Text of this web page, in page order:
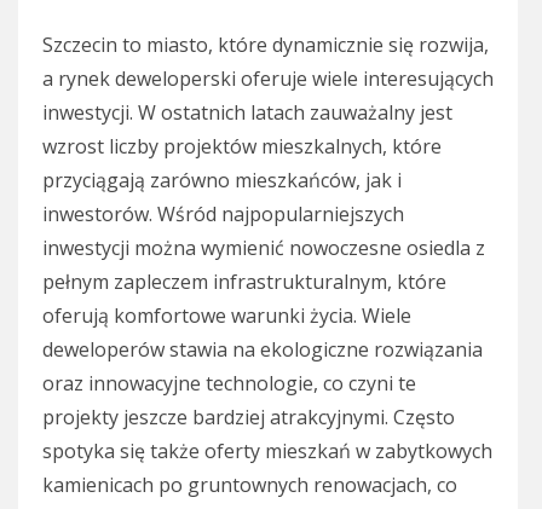
Szczecin to miasto, które dynamicznie się rozwija,
a rynek deweloperski oferuje wiele interesujących
inwestycji. W ostatnich latach zauważalny jest
wzrost liczby projektów mieszkalnych, które
przyciągają zarówno mieszkańców, jak i
inwestorów. Wśród najpopularniejszych
inwestycji można wymienić nowoczesne osiedla z
pełnym zapleczem infrastrukturalnym, które
oferują komfortowe warunki życia. Wiele
deweloperów stawia na ekologiczne rozwiązania
oraz innowacyjne technologie, co czyni te
projekty jeszcze bardziej atrakcyjnymi. Często
spotyka się także oferty mieszkań w zabytkowych
kamienicach po gruntownych renowacjach, co